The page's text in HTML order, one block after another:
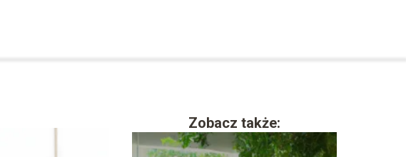
Zobacz także: